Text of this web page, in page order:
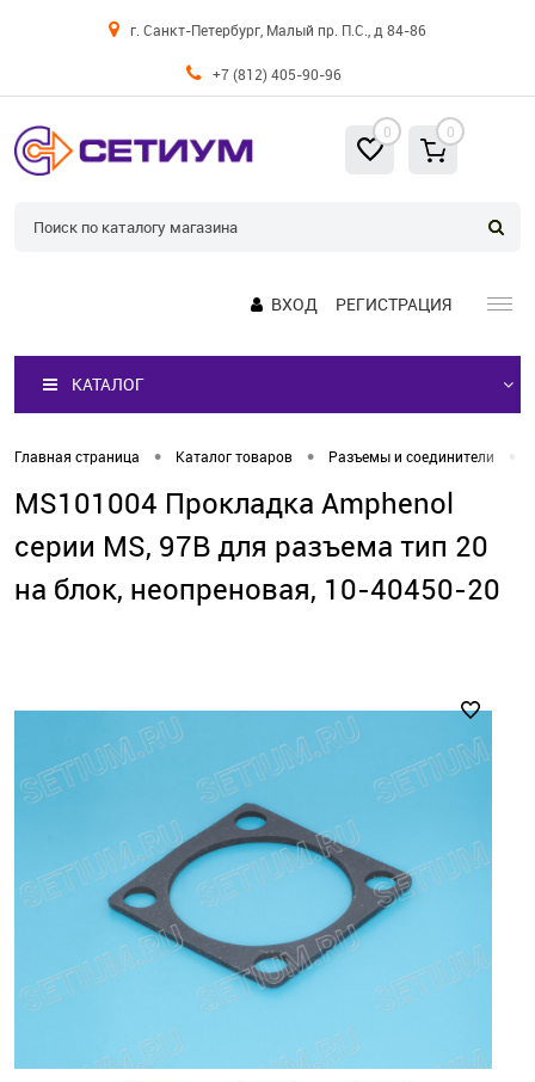
г. Санкт-Петербург, Малый пр. П.С., д 84-86
+7 (812) 405-90-96
0 0
ВХОД РЕГИСТРАЦИЯ
КАТАЛОГ
Главная страница • Каталог товаров • Разъемы и соединители
MS101004 Прокладка Amphenol
серии MS, 97B для разъема тип 20
на блок, неопреновая, 10-40450-20